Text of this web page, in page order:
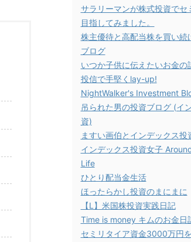
サラリーマンが株式投資でセ
目指してみました。
株主優待と高配当株を買い続
ブログ
いつか子供に伝えたいお金の
投信で手堅くlay-up!
NightWalker's Investment
吊られた男の投資ブログ (イ
資)
ますい画伯とインデックス投
インデックス投資女子
Life
ひとり配当金生活
ほったらかし投資のまにまに
【L】米国株投資実践日記
Time is money キムのお金日
セミリタイア資金3000万円